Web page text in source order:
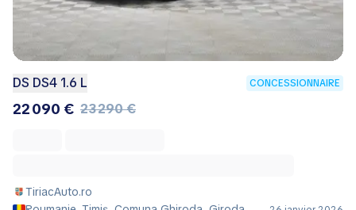
DS DS4 1.6 L CONCESSIONNAIRE
22 090 € 23 290 €
TiriacAuto.ro